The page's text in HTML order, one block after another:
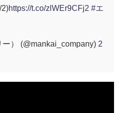
2)https://t.co/zlWEr9CFj2 #エ
） (@mankai_company) 2